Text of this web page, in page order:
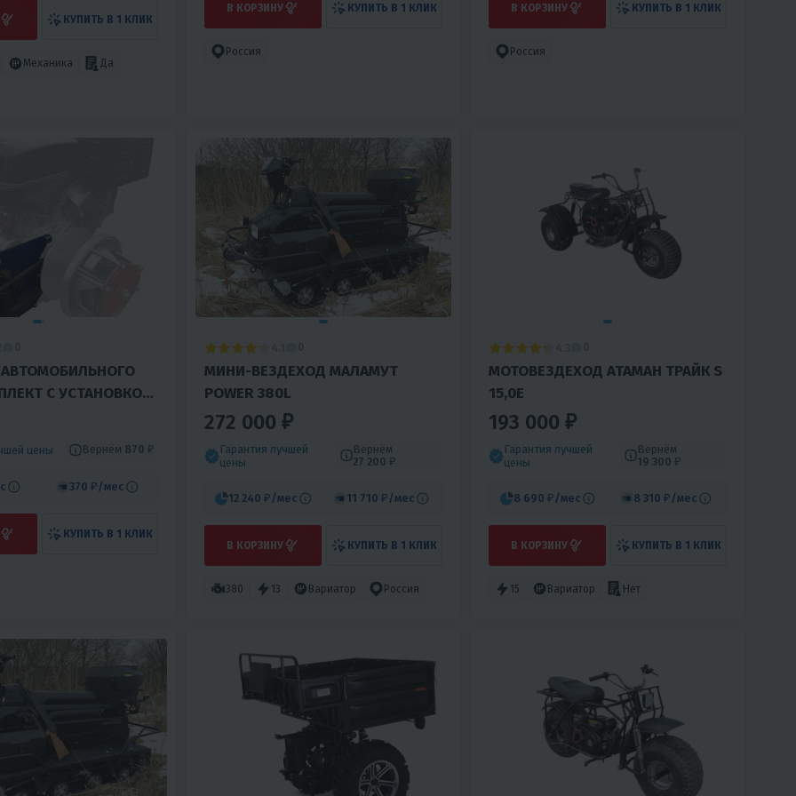
КУПИТЬ В 1 КЛИК
Механика
Да
В КОРЗИНУ КУПИТЬ В 1 КЛИК
Россия
В КОРЗИНУ КУПИТЬ В 1 КЛИК
Россия
АВТОМОБИЛЬНОГО
С УСТАНОВКОЙ)
цены Вернём 870 ₽
370 ₽ /мес
КУПИТЬ В 1 КЛИК
МИНИ-ВЕЗДЕХОД МАЛАМУТ
POWER 380L
272 000 ₽
Гарантия лучшей
цены
Вернём
27 200 ₽
12 240 ₽ /мес 11 710 ₽ /мес
В КОРЗИНУ КУПИТЬ В 1 КЛИК
380 13 Вариатор Россия
МОТОВЕЗДЕХОД АТАМАН ТРАЙК S
15,0E
193 000 ₽
Гарантия лучшей
цены
Вернём
19 300 ₽
8 690 ₽ /мес 8 310 ₽ /мес
В КОРЗИНУ КУПИТЬ В 1 КЛИК
15 Вариатор Нет